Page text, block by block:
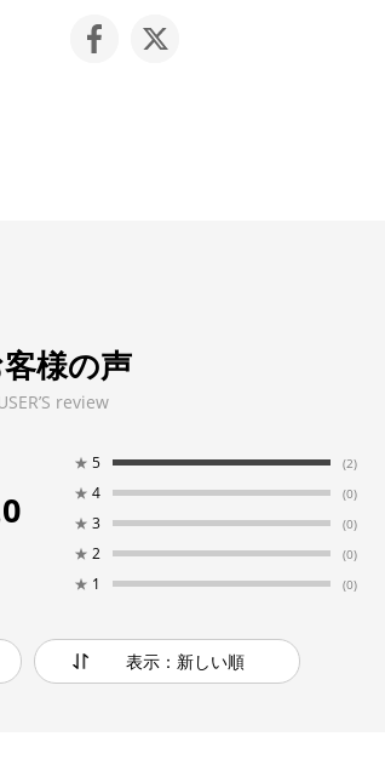
様の声
review
★ 5 (2)
★ 4 (0)
★ 3 (0)
★ 2 (0)
★ 1 (0)
表示：新しい順